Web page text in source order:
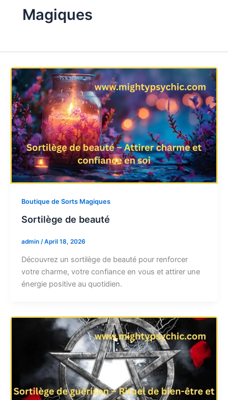
Magiques
Boutique de Sorts Magiques
Sortilège de beauté
admin /April 18, 2026
Découvrez un sortilège de beauté pour renforcer
votre charme, votre confiance en vous et attirer une
énergie positive au quotidien.